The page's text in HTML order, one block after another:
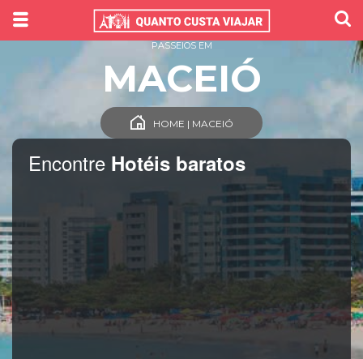
Encontre Hotéis baratos
PASSEIOS EM
MACEIÓ
HOME | MACEIÓ